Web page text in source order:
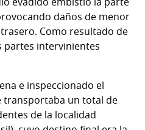
daños de menor
Como resultado de
partes intervinientes
e inspeccionado el
transportaba un total de
de la localidad